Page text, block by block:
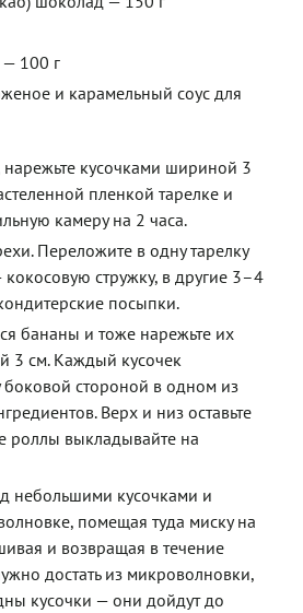
— 100 г
и карамельный соус для
нарежьте кусочками шириной 3
пленкой тарелке и
камеру на 2 часа.
Переложите в одну тарелку
стружку, в другие 3–4
посыпки.
бананы и тоже нарежьте их
3 см. Каждый кусочек
боковой стороной в одном из
Верх и низ оставьте
роллы выкладывайте на
небольшими кусочками и
помещая туда миску на
и возвращая в течение
достать из микроволновки,
кусочки — они дойдут до